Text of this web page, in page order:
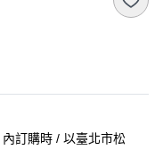
內訂購時 / 以臺北市松